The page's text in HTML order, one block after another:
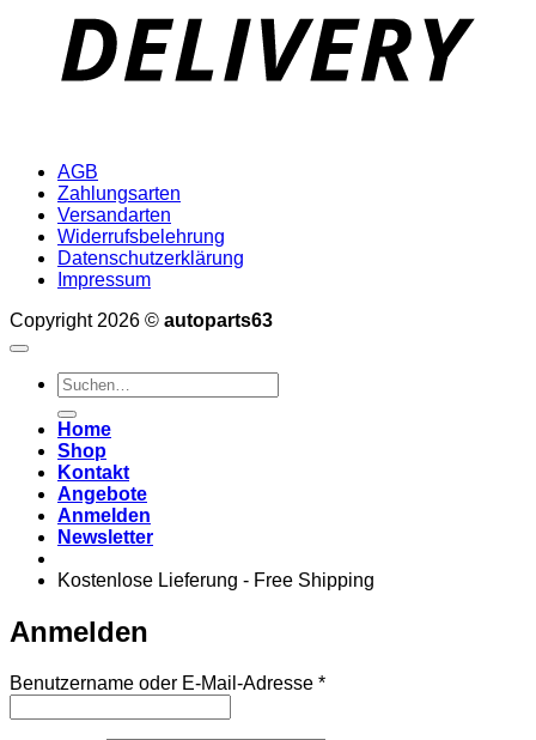
AGB
Zahlungsarten
Versandarten
Widerrufsbelehrung
Datenschutzerklärung
Impressum
Copyright 2026 © autoparts63
Suchen
nach:
Home
Shop
Kontakt
Angebote
Anmelden
Newsletter
Kostenlose Lieferung - Free Shipping
Anmelden
Benutzername oder E-Mail-Adresse *Erforderlich